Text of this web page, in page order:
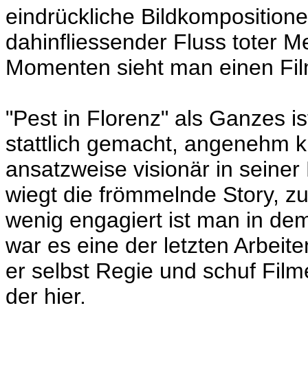
eindrückliche
dahinfliessender Fluss toter
Momenten sieht man einen
"Pest in Florenz" als Ganzes
stattlich gemacht, angenehm
ansatzweise visionär in
wiegt die frömmelnde Story,
wenig engagiert ist man in
war es eine der letzten
er selbst Regie und schuf
der hier.